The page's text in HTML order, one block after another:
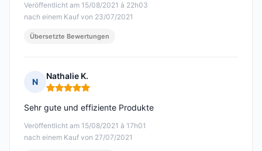
Veröffentlicht am 15/08/2021 à 22h03
nach einem Kauf von 23/07/2021
Übersetzte Bewertungen
N
Nathalie K.
Hinweis: 5 von 5
Veröffentlicht am 15/08/2021 à 17h01
nach einem Kauf von 27/07/2021
Sehr gute und effiziente Produkte